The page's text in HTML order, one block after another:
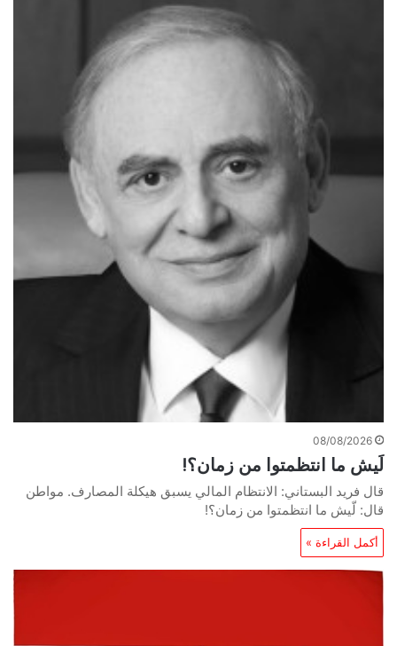
08/08/2026
لَيش ما انتظمتوا من زمان؟!
قال فريد البستاني: الانتظام المالي يسبق هيكلة المصارف. مواطن
قال: لّيش ما انتظمتوا من زمان؟!
أكمل القراءة »